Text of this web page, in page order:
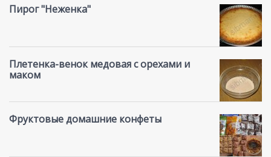
Пирог "Неженка"
Плетенка-венок медовая с орехами и
маком
Фруктовые домашние конфеты